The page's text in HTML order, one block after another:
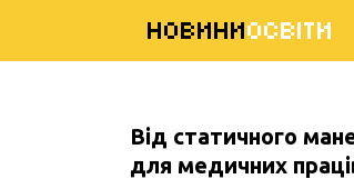
НОВИНИОСВІТИ
Від статичного
для медичних